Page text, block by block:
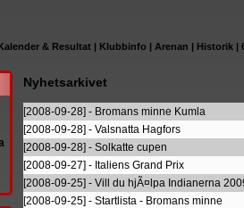
& Resultat | Klubbinfo | Arenan | Historik |
Nyhetsarkivet
[2008-09-28] - Bromans minne Kumla
[2008-09-28] - Valsnatta Hagfors
[2008-09-28] - Solkatte cupen
[2008-09-27] - Italiens Grand Prix
[2008-09-25] - Vill du hjÃ¤lpa Indianerna
[2008-09-25] - Startlista - Bromans minne